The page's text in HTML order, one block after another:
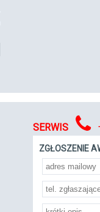
SERWIS
ZGŁOSZENIE